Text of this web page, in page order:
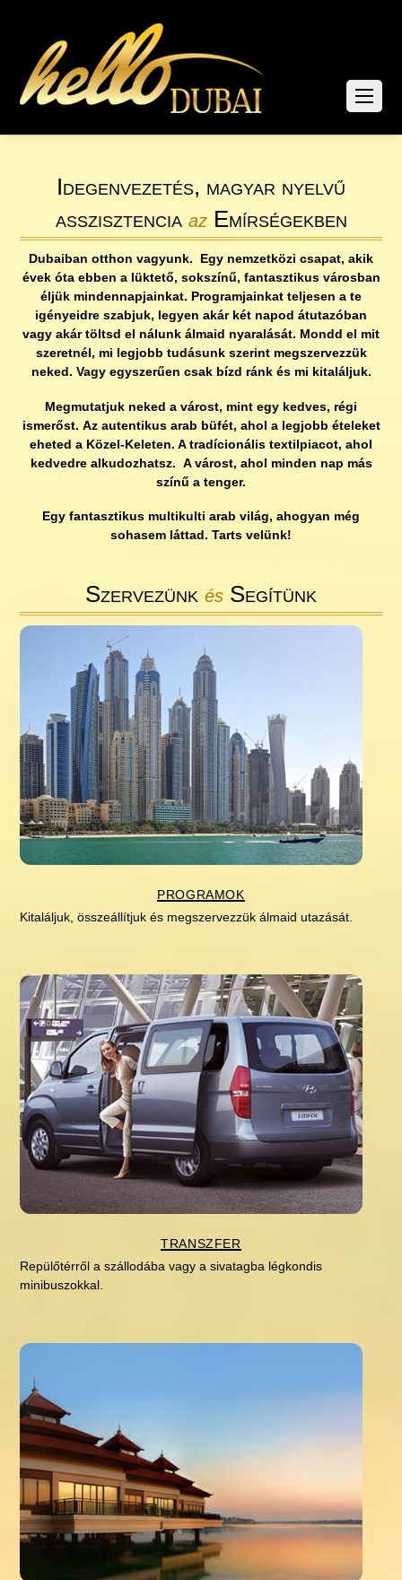
Idegenvezetés, magyar nyelvű
asszisztencia azEmírségekben
Dubaiban otthon vagyunk. Egy nemzetközi csapat, akik
évek óta ebben a lüktető, sokszínű, fantasztikus városban
éljük mindennapjainkat. Programjainkat teljesen a te
igényeidre szabjuk, legyen akár két napod átutazóban
vagy akár töltsd el nálunk álmaid nyaralását. Mondd el mit
szeretnél, mi legjobb tudásunk szerint megszervezzük
neked. Vagy egyszerűen csak bízd ránk és mi kitaláljuk.
Megmutatjuk neked a várost, mint egy kedves, régi
ismerőst. Az autentikus arab büfét, ahol a legjobb ételeket
eheted a Közel-Keleten. A tradícionális textilpiacot, ahol
kedvedre alkudozhatsz. A várost, ahol minden nap más
színű a tenger.
Egy fantasztikus multikulti arab világ, ahogyan még
sohasem láttad. Tarts velünk!
Szervezünk és Segítünk
programok
Kitaláljuk, összeállítjuk és megszervezzük álmaid utazását.
transzfer
Repülőtérről a szállodába vagy a sivatagba légkondis
minibuszokkal.